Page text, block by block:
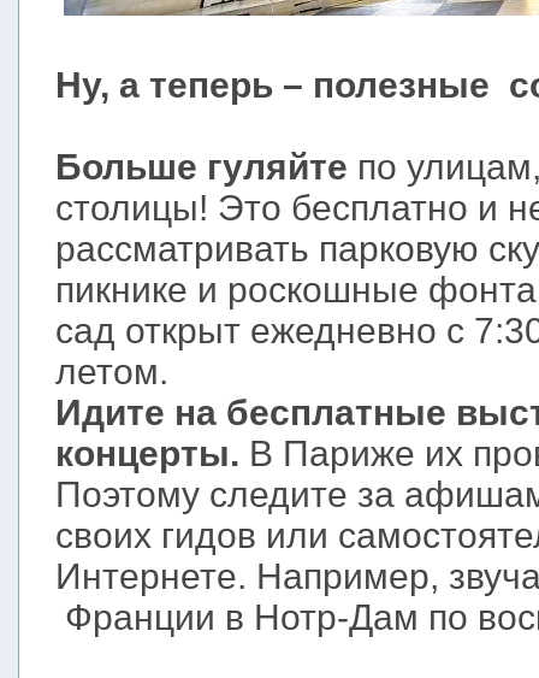
Ну, а теперь – полезные
Больше гуляйте по
столицы! Это бесплатно и
рассматривать парковую
пикнике и роскошные
сад открыт ежедневно с
летом.
Идите на бесплатные
концерты. В Париже их
Поэтому следите за
своих гидов или
Интернете. Например, з
Франции в Нотр-Дам по